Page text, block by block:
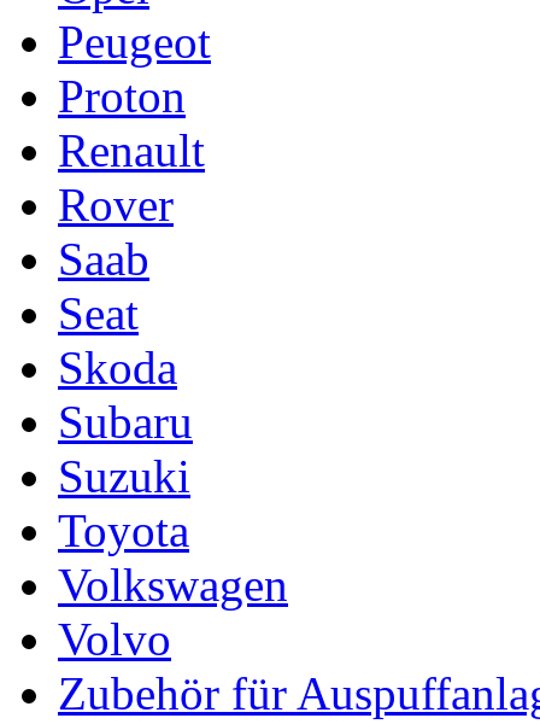
Peugeot
Proton
Renault
Rover
Saab
Seat
Skoda
Subaru
Suzuki
Toyota
Volkswagen
Volvo
Zubehör für